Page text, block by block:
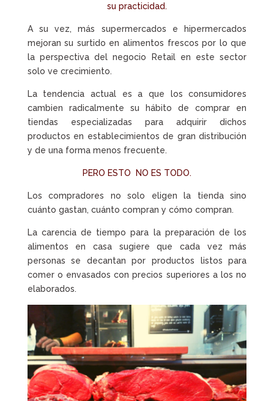
su practicidad.
A su vez, más supermercados e hipermercados
mejoran su surtido en alimentos frescos por lo que
la perspectiva del negocio Retail en este sector
solo ve crecimiento.
La tendencia actual es a que los consumidores
cambien radicalmente su hábito de comprar en
tiendas especializadas para adquirir dichos
productos en establecimientos de gran distribución
y de una forma menos frecuente.
PERO ESTO NO ES TODO.
Los compradores no solo eligen la tienda sino
cuánto gastan, cuánto compran y cómo compran.
La carencia de tiempo para la preparación de los
alimentos en casa sugiere que cada vez más
personas se decantan por productos listos para
comer o envasados con precios superiores a los no
elaborados.